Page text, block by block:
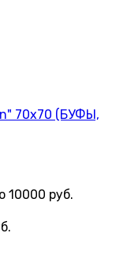
70х70 (БУФЫ,